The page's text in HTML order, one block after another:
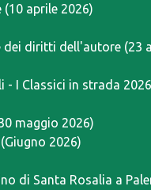
aprile 2026)
diritti dell'autore (23
- I Classici in strada 2026
maggio 2026)
2026)
di Santa Rosalia a